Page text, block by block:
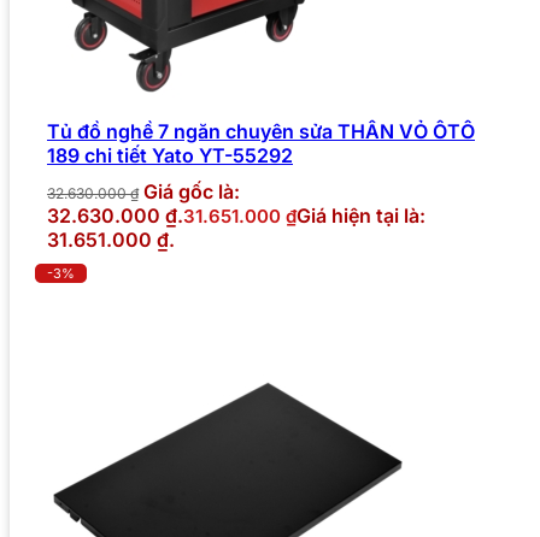
Tủ đồ nghề 7 ngăn chuyên sửa THÂN VỎ ÔTÔ
189 chi tiết Yato YT-55292
32.630.000₫ Giá gốc là:
32.630.000 ₫.31.651.000 ₫Giá hiện tại là:
31.651.000 ₫.
-3%